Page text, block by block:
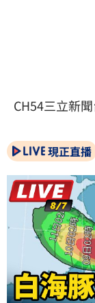
CH54三立新
現正直播